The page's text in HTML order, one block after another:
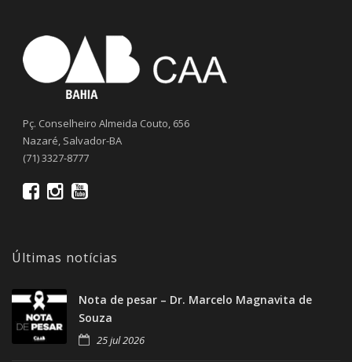
Pç. Conselheiro Almeida Couto, 656
Nazaré, Salvador-BA
(71) 3327-8777
Últimas notícias
Nota de pesar – Dr. Marcelo Magnavita de
Souza
25 jul 2026